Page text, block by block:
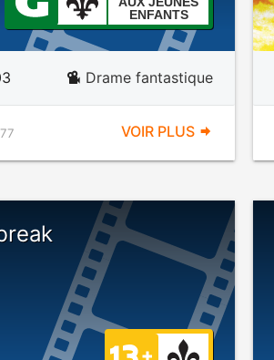
ENFANTS
Drame fantastique
VOIR PLUS